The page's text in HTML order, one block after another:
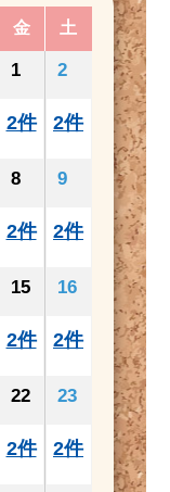
金 土
1
2件
2
2件
8
2件
9
2件
15
2件
16
2件
22
2件
23
2件